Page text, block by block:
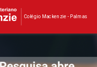
Colégio Mackenzie - Palmas